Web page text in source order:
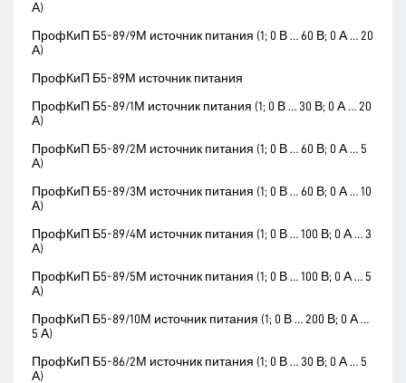
А)
ПрофКиП Б5-89/9М источник питания (1; 0 В … 60 В; 0 А … 20
А)
ПрофКиП Б5-89М источник питания
ПрофКиП Б5-89/1М источник питания (1; 0 В … 30 В; 0 А … 20
А)
ПрофКиП Б5-89/2М источник питания (1; 0 В … 60 В; 0 А … 5
А)
ПрофКиП Б5-89/3М источник питания (1; 0 В … 60 В; 0 А … 10
А)
ПрофКиП Б5-89/4М источник питания (1; 0 В … 100 В; 0 А … 3
А)
ПрофКиП Б5-89/5М источник питания (1; 0 В … 100 В; 0 А … 5
А)
ПрофКиП Б5-89/10М источник питания (1; 0 В … 200 В; 0 А …
5 А)
ПрофКиП Б5-86/2М источник питания (1; 0 В … 30 В; 0 А … 5
А)